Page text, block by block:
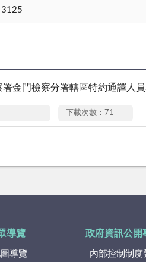
3125
署金門檢察分署轄區特約通譯人
下載次數：71
導覽
導覽
政府資訊公開
內部控制制度